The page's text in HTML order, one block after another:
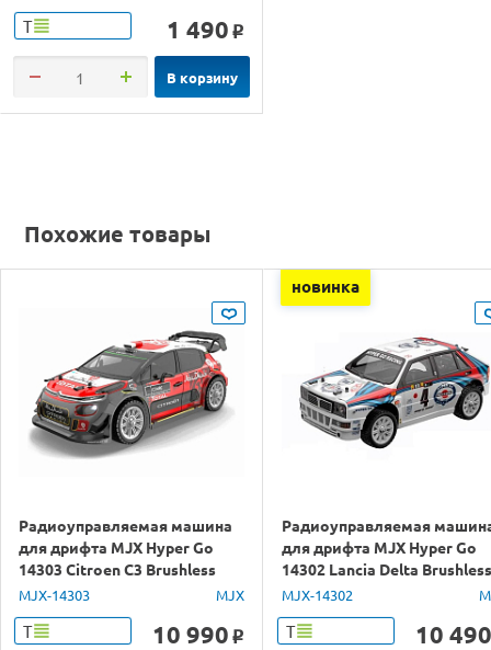
Т 1 490 o
В корзину
Похожие товары
Радиоуправляемая машина
для дрифта MJX Hyper Go
14303 Citroen C3 Brushless
4WD 2.4G LED 1/14 RTR
MJX-14303 MJX
Т 10 990 o
новинка
Радиоуправляемая
для дрифта MJX Hyper Go
14302 Lancia Delta Brushless
4WD 2.4G LED 1/14 RTR
MJX-14302
Т 10 490